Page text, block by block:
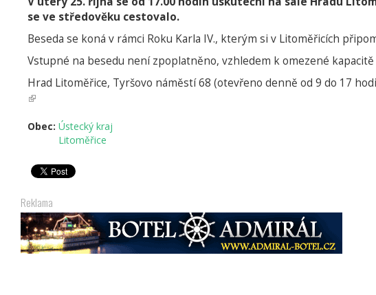
se ve středověku cestovalo.
Beseda se koná v rámci Roku Karla IV., kterým si v Litoměřicích
Vstupné na besedu není zpoplatněno, vzhledem k omezené
Hrad Litoměřice, Tyršovo náměstí 68 (otevřeno denně od 9 do 17
(odkaz
externí)
Obec: Ústecký kraj
Litoměřice
Reklama